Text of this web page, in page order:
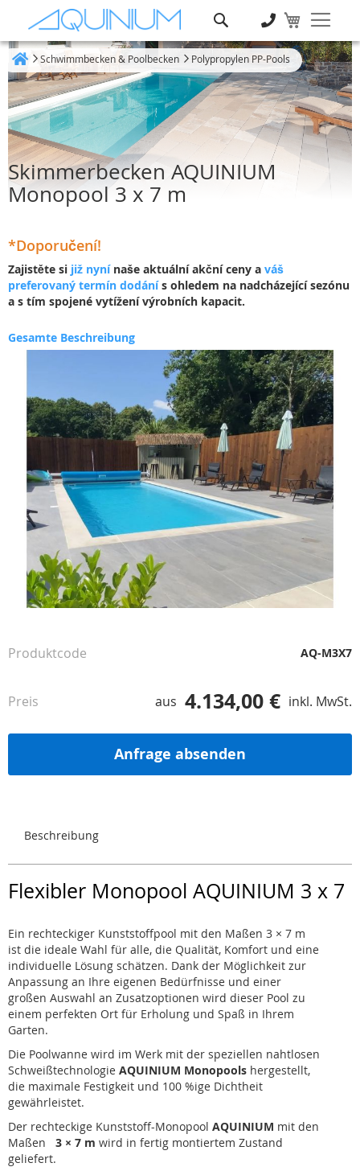
Schwimmbecken & Poolbecken Polypropylen PP-Pools
Skimmerbecken AQUINIUM
Monopool 3 x 7 m
*Doporučení!
Zajistěte si již nynínaše aktuální akční ceny a váš
preferovaný termín dodánís ohledem na nadcházející sezónu
a s tím spojené vytížení výrobních kapacit.
Gesamte Beschreibung
Bildgalerie
springen
der
Bildgalerie
4.134,00 € inkl. MwSt.
Preis aus
Produktcode AQ-M3X7
Anfrage absenden
Beschreibung
Flexibler Monopool AQUINIUM 3 x 7
Ein rechteckiger Kunststoffpool mit den Maßen 3 × 7 m
ist die ideale Wahl für alle, die Qualität, Komfort und eine
individuelle Lösung schätzen. Dank der Möglichkeit zur
Anpassung an Ihre eigenen Bedürfnisse und einer
großen Auswahl an Zusatzoptionen wird dieser Pool zu
einem perfekten Ort für Erholung und Spaß in Ihrem
Garten.
Die Poolwanne wird im Werk mit der speziellen nahtlosen
Schweißtechnologie AQUINIUM Monopools hergestellt,
die maximale Festigkeit und 100 %ige Dichtheit
gewährleistet.
Der rechteckige Kunststoff-Monopool AQUINIUM mit den
Maßen 3 × 7 m wird in fertig montiertem Zustand
geliefert.